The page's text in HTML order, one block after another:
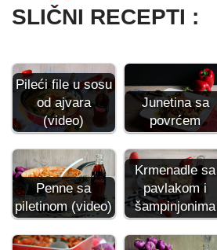
SLIČNI RECEPTI :
Pileći file u sosu
od ajvara
(video)
Junetina sa
povrćem
Penne sa
piletinom (video)
Krmenadle sa
pavlakom i
šampinjonima